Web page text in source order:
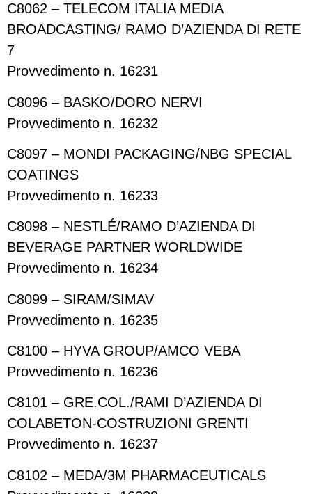
C8062 – TELECOM ITALIA MEDIA
BROADCASTING/ RAMO D’AZIENDA DI RETE
7
Provvedimento n. 16231
C8096 – BASKO/DORO NERVI
Provvedimento n. 16232
C8097 – MONDI PACKAGING/NBG SPECIAL
COATINGS
Provvedimento n. 16233
C8098 – NESTLÉ/RAMO D’AZIENDA DI
BEVERAGE PARTNER WORLDWIDE
Provvedimento n. 16234
C8099 – SIRAM/SIMAV
Provvedimento n. 16235
C8100 – HYVA GROUP/AMCO VEBA
Provvedimento n. 16236
C8101 – GRE.COL./RAMI D’AZIENDA DI
COLABETON-COSTRUZIONI GRENTI
Provvedimento n. 16237
C8102 – MEDA/3M PHARMACEUTICALS